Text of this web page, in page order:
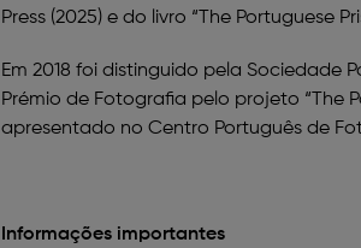
Press (2025) e do livro “The Portuguese
Em 2018 foi distinguido pela Sociedade
Prémio de Fotografia pelo projeto “The
apresentado no Centro Português de
Informações importantes